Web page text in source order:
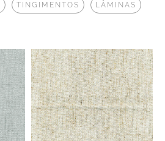
TINGIMENTOS LÂMINAS